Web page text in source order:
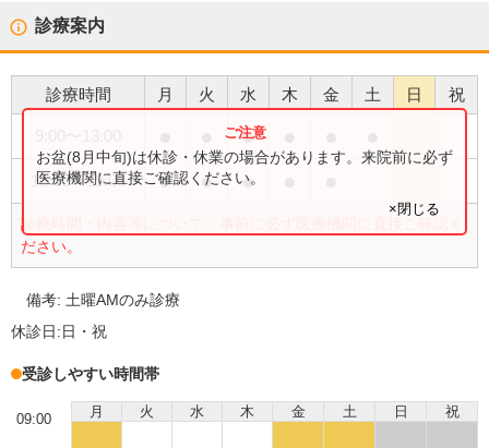
診療案内
診療時間 月 火 水 木 金 土 日 祝
●
15:00〜19:00 ● ● ●
診療時間・内容等について、事前に必ず医療機関に直接ご確認く
ださい。
お盆(8月中旬)は休診・休業の場合があります。来院前に必ず
医療機関に直接ご確認ください。
×閉じる
備考: 土曜AMのみ診療
休診日:日・祝
受診しやすい時間帯
月 火 水 木 金 土 日 祝
09:00